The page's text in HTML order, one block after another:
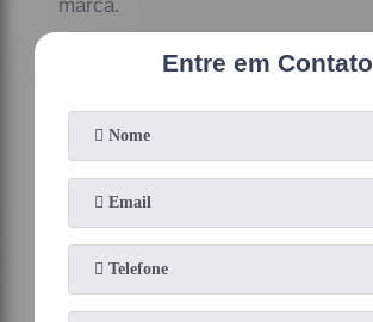
marca.
Entre em Contato